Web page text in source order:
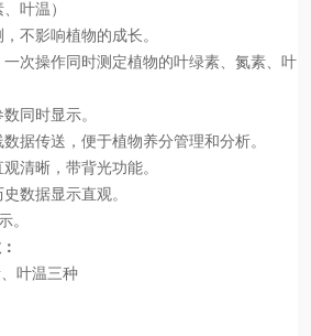
叶温）
不影响植物的成长。
次操作同时测定植物的叶绿素、氮素、叶
同时显示。
据传送，便于植物养分管理和分析。
清晰，带背光功能。
数据显示直观。
。
叶温三种